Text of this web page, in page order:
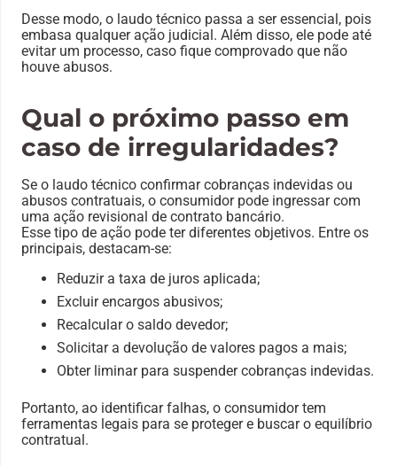
Desse modo, o laudo técnico passa a ser essencial, pois
embasa qualquer ação judicial. Além disso, ele pode até
evitar um processo, caso fique comprovado que não
houve abusos.
Qual o próximo passo em
caso de irregularidades?
Se o laudo técnico confirmar cobranças indevidas ou
abusos contratuais, o consumidor pode ingressar com
uma ação revisional de contrato bancário.
Esse tipo de ação pode ter diferentes objetivos. Entre os
principais, destacam-se:
Reduzir a taxa de juros aplicada;
Excluir encargos abusivos;
Recalcular o saldo devedor;
Solicitar a devolução de valores pagos a mais;
Obter liminar para suspender cobranças indevidas.
Portanto, ao identificar falhas, o consumidor tem
ferramentas legais para se proteger e buscar o equilíbrio
contratual.